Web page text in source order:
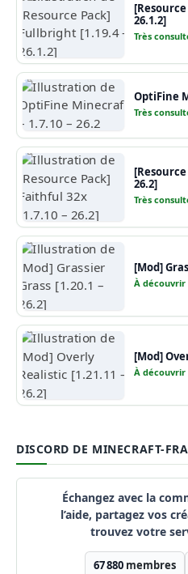
26.1.2]
Très
OptiFine
Très
26.2]
Très
[Mod]
À découvrir
[Mod]
À découvrir
DISCORD DE MINECRAFT-
Échangez avec la
l’aide, partagez vos
trouvez votre
67 880membres